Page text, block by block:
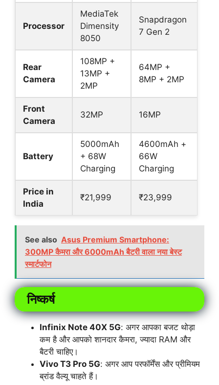
Processor
MediaTek
Dimensity
8050
Snapdragon
7 Gen 2
Rear
Camera
108MP +
13MP +
2MP
64MP +
8MP + 2MP
Front
Camera
32MP 16MP
Battery
5000mAh
+ 68W
Charging
4600mAh +
66W
Charging
Price in
India
₹21,999 ₹23,999
See also Asus Premium Smartphone:
300MP कैमरा और 6000mAh बैटरी वाला नया बेस्ट
स्मार्टफोन
निष्कर्ष
Infinix Note 40X 5G: अगर आपका बजट थोड़ा
कम है और आपको शानदार कैमरा, ज्यादा RAM और
बैटरी चाहिए।
Vivo T3 Pro 5G: अगर आप परफॉर्मेंस और प्रीमियम
ब्रांड वैल्यू चाहते हैं।